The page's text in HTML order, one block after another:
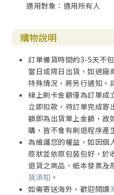
適用對象：適用所有人
購物說明
訂單備貨時間約3-5天不
當日或隔日出貨，如遇廠
特殊情況，將另行通知。
線上刷卡金額僅為訂單成
立即扣款，待訂單完成寄
額即為出貨單上金額，故
購，皆不會有刷退程序產
為維護您的權益，如因個
原狀並依原包裝包好，於
退貨之商品、紙本發票及
貨須知 。
如需寄送海外，歡迎閱讀